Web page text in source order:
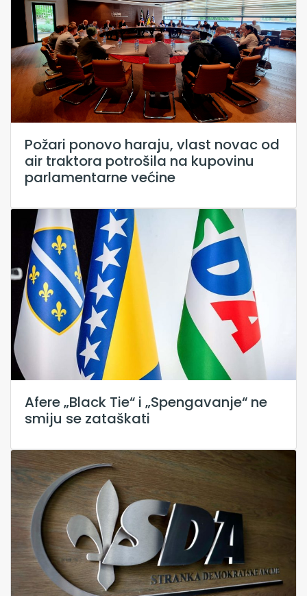
Požari ponovo haraju, vlast novac od
air traktora potrošila na kupovinu
parlamentarne većine
Afere „Black Tie“ i „Spengavanje“ ne
smiju se zataškati